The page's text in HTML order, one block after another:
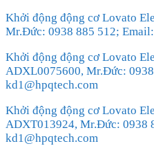
Khởi động động cơ Lovato
Mr.Đức: 0938 885 512;
Khởi động động cơ Lovato
ADXL0075600, Mr.Đức:
kd1@hpqtech.com
Khởi động động cơ Lovato
ADXT013924, Mr.Đức: 0938
kd1@hpqtech.com